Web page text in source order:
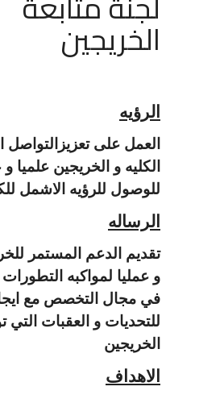
الخريجين
الرؤيه
العمل على تعزيزالتواصل
الكليه و الخريجين علميا و
للوصول للرؤيه الاشمل
الرساله
تقديم الدعم المستمر
و عمليا لمواكبه
في مجال التخصص مع
للتحديات و العقبات التي
الخريجين
الاهداف